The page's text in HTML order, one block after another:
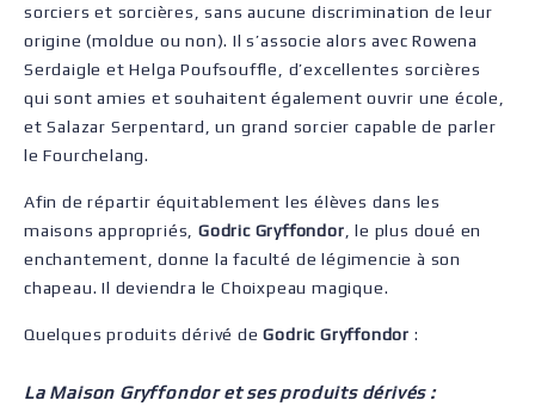
sorciers et sorcières, sans aucune discrimination de leur
origine (moldue ou non). Il s’associe alors avec Rowena
Serdaigle et Helga Poufsouffle, d’excellentes sorcières
qui sont amies et souhaitent également ouvrir une école,
et Salazar Serpentard, un grand sorcier capable de parler
le Fourchelang.
Afin de répartir équitablement les élèves dans les
maisons appropriés,Godric Gryffondor , le plus doué en
enchantement, donne la faculté de légimencie à son
chapeau. Il deviendra le Choixpeau magique.
Quelques produits dérivé deGodric Gryffondor :
La Maison Gryffondor et ses produits dérivés :